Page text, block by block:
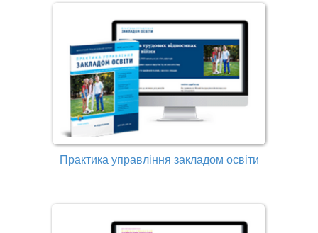
Практика управління закладом освіти